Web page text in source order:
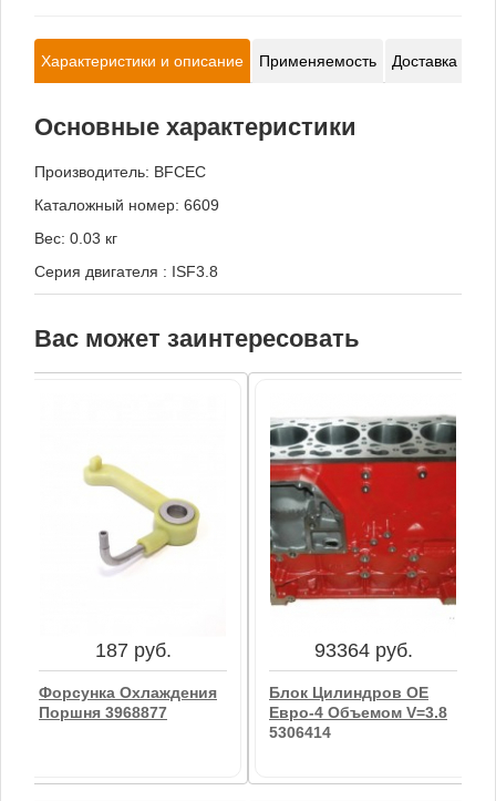
Характеристики и описание Применяемость Доставка и
Основные характеристики
Производитель: BFCEC
Каталожный номер: 6609
Вес: 0.03 кг
Серия двигателя : ISF3.8
Вас может заинтересовать
187 руб.
Форсунка Охлаждения
Поршня 3968877
93364 руб.
Блок Цилиндров OE
Евро-4 Объемом V=3.8
5306414